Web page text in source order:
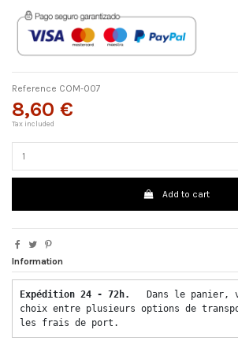
Reference COM-007
8,60 €
Tax included
Add to cart
Information
Expédition 24 - 72h.
Dans le panier,
choix entre plusieurs options de
les frais de port.